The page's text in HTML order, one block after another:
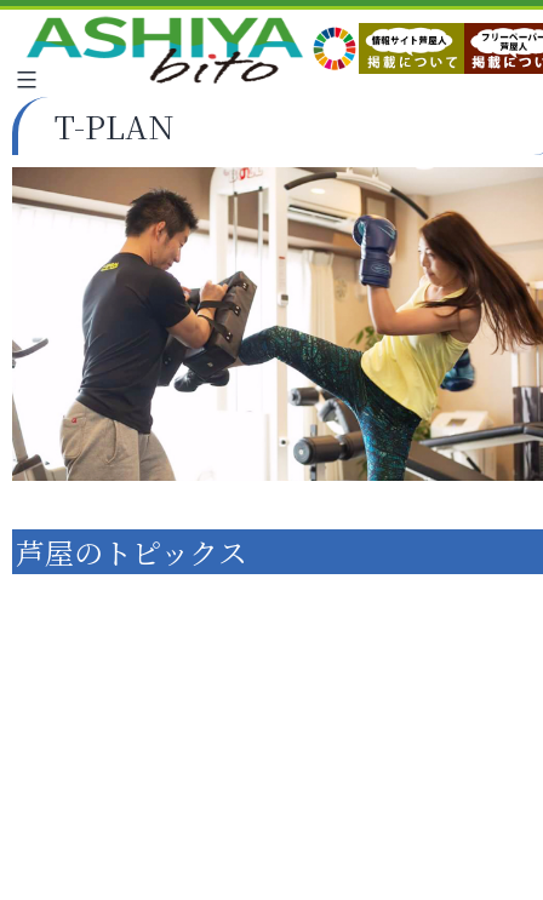
T-PLAN
芦屋のトピックス